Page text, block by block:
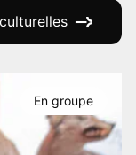
En groupe